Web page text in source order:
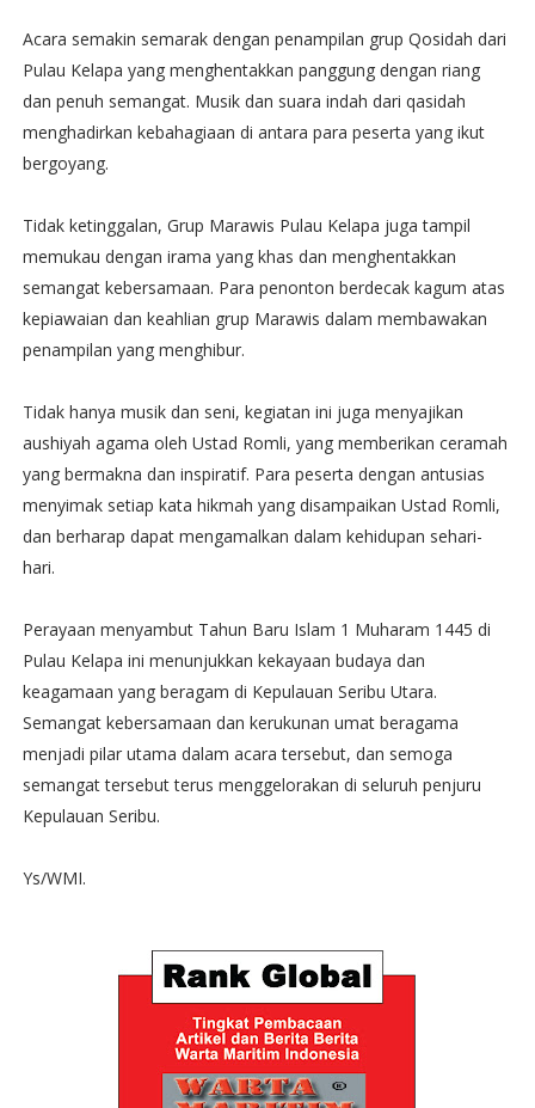
Acara semakin semarak dengan penampilan grup Qosidah dari
Pulau Kelapa yang menghentakkan panggung dengan riang
dan penuh semangat. Musik dan suara indah dari qasidah
menghadirkan kebahagiaan di antara para peserta yang ikut
bergoyang.
Tidak ketinggalan, Grup Marawis Pulau Kelapa juga tampil
memukau dengan irama yang khas dan menghentakkan
semangat kebersamaan. Para penonton berdecak kagum atas
kepiawaian dan keahlian grup Marawis dalam membawakan
penampilan yang menghibur.
Tidak hanya musik dan seni, kegiatan ini juga menyajikan
aushiyah agama oleh Ustad Romli, yang memberikan ceramah
yang bermakna dan inspiratif. Para peserta dengan antusias
menyimak setiap kata hikmah yang disampaikan Ustad Romli,
dan berharap dapat mengamalkan dalam kehidupan sehari-
hari.
Perayaan menyambut Tahun Baru Islam 1 Muharam 1445 di
Pulau Kelapa ini menunjukkan kekayaan budaya dan
keagamaan yang beragam di Kepulauan Seribu Utara.
Semangat kebersamaan dan kerukunan umat beragama
menjadi pilar utama dalam acara tersebut, dan semoga
semangat tersebut terus menggelorakan di seluruh penjuru
Kepulauan Seribu.
Ys/WMI.